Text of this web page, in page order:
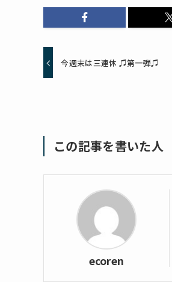
今週末は三連休 ♫第一弾♫
この記事を書いた人
ecoren